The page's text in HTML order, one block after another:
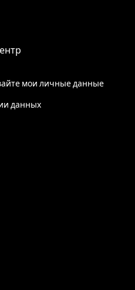
мои личные данные
данных